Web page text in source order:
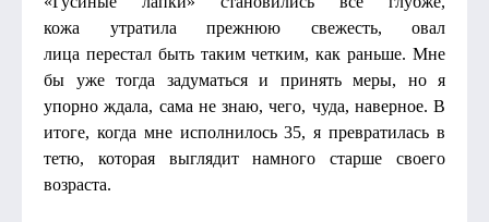
кожа утратила прежнюю свежесть, овал
лица перестал быть таким четким, как раньше. Мне
бы уже тогда задуматься и принять меры, но я
упорно ждала, сама не знаю, чего, чуда, наверное. В
итоге, когда мне исполнилось 35, я превратилась в
тетю, которая выглядит намного старше своего
возраста.